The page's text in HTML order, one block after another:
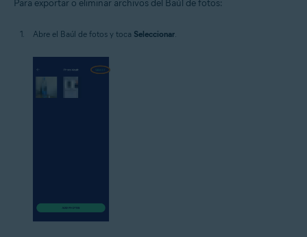
Para exportar o eliminar archivos del Baúl de fotos:
Abre el Baúl de fotos y toca Seleccionar.